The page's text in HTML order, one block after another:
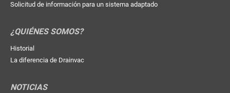
Solicitud de información para un sistema adaptado
¿QUIÉNES SOMOS?
Historial
La diferencia de Drainvac
NOTICIAS